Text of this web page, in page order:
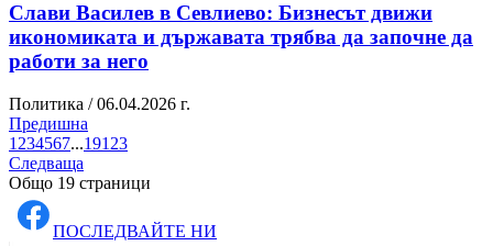
Слави Василев в Севлиево: Бизнесът движи
икономиката и държавата трябва да започне да
работи за него
Политика / 06.04.2026 г.
Предишна
1 234567...191 23
Следваща
Общо 19 страници
ПОСЛЕДВАЙТЕ НИ